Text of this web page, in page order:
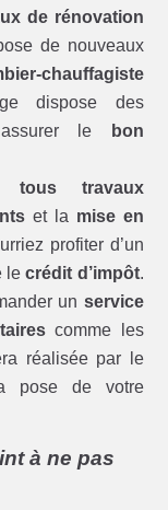
de rénovation
de nouveaux
chauffagiste
dispose des
le
bon
tous travaux
et la mise en
profiter d’un
lecrédit d’impôt.
un service
comme les
réalisée par le
pose de votre
à ne pas